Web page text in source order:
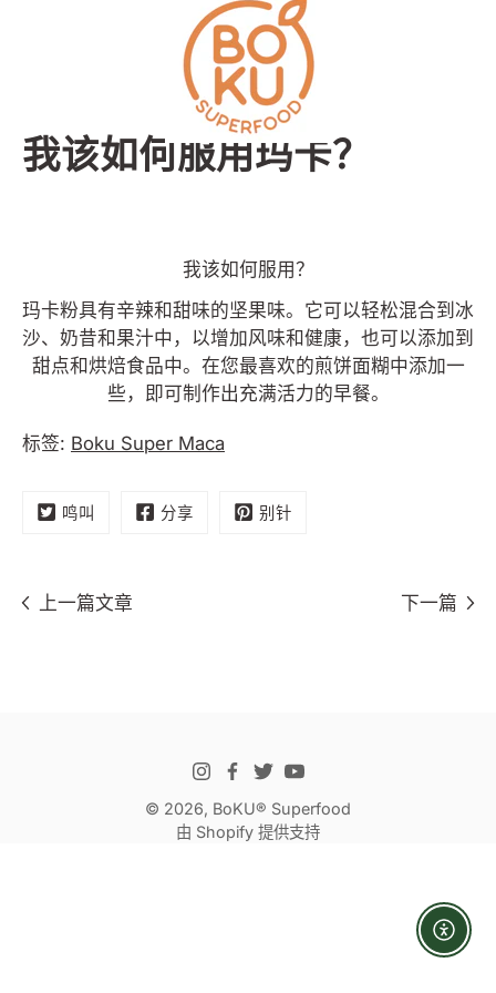
我该如何服用玛卡？
我该如何服用？
玛卡粉具有辛辣和甜味的坚果味。它可以轻松混合到冰
沙、奶昔和果汁中，以增加风味和健康，也可以添加到
甜点和烘焙食品中。在您最喜欢的煎饼面糊中添加一
些，即可制作出充满活力的早餐。
标签: Boku Super Maca
鸣叫 分享 别针
上一篇文章 下一篇
© 2026, BoKU® Superfood
由 Shopify 提供支持